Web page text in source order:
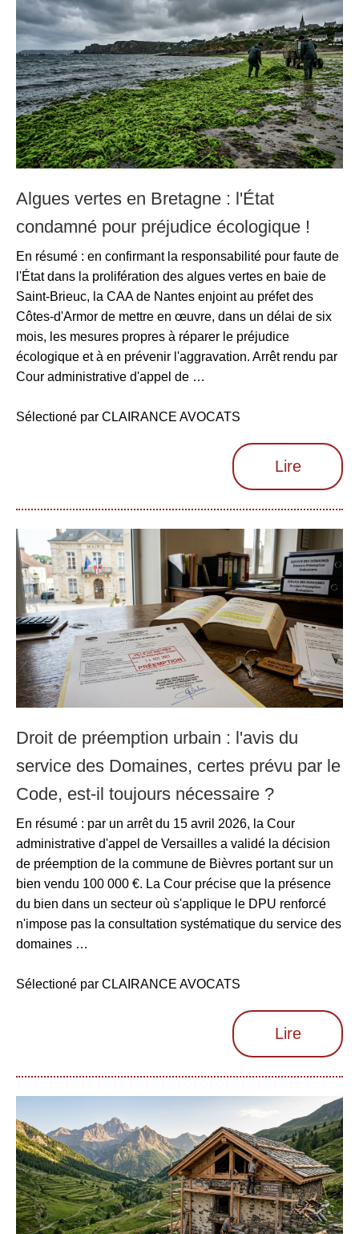
Algues vertes en Bretagne : l'État
condamné pour préjudice écologique !
En résumé : en confirmant la responsabilité pour faute de
l'État dans la prolifération des algues vertes en baie de
Saint-Brieuc, la CAA de Nantes enjoint au préfet des
Côtes-d'Armor de mettre en œuvre, dans un délai de six
mois, les mesures propres à réparer le préjudice
écologique et à en prévenir l'aggravation. Arrêt rendu par
Cour administrative d'appel de …
Sélectioné par CLAIRANCE AVOCATS
Lire
Droit de préemption urbain : l'avis du
service des Domaines, certes prévu par le
Code, est-il toujours nécessaire ?
En résumé : par un arrêt du 15 avril 2026, la Cour
administrative d'appel de Versailles a validé la décision
de préemption de la commune de Bièvres portant sur un
bien vendu 100 000 €. La Cour précise que la présence
du bien dans un secteur où s'applique le DPU renforcé
n'impose pas la consultation systématique du service des
domaines …
Sélectioné par CLAIRANCE AVOCATS
Lire